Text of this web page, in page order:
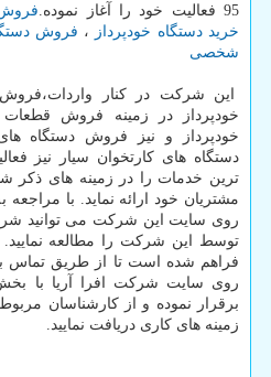
95 فعالیت خود را آغاز نموده.
فروش
خرید دستگاه خودپرداز
، فروش
شخصی
این شرکت در کنار
خودپرداز در زمینه فروش
خودپرداز و نیز فروش دستگاه
دستگاه های کارتخوان سیار نیز
ترین خدمات را در زمینه های ذکر
مشتریان خود ارائه نماید. با
روی سایت این شرکت می توانید
توسط این شرکت را مطالعه
فراهم شده است تا از طریق تماس
روی سایت شرکت افرا آریا با
برقرار نموده و از کارشناسان
زمینه های کاری دریافت نمایید.